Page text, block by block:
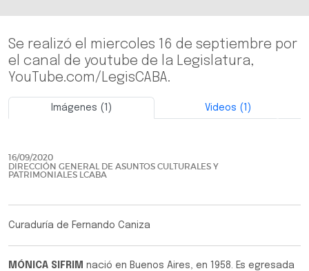
Se realizó el miercoles 16 de septiembre por
el canal de youtube de la Legislatura,
YouTube.com/LegisCABA.
Imágenes (1) Videos (1)
16/09/2020
DIRECCIÓN GENERAL DE ASUNTOS CULTURALES Y
PATRIMONIALES LCABA
Curaduría de Fernando Caniza
MÓNICA SIFRIM nació en Buenos Aires, en 1958. Es egresada